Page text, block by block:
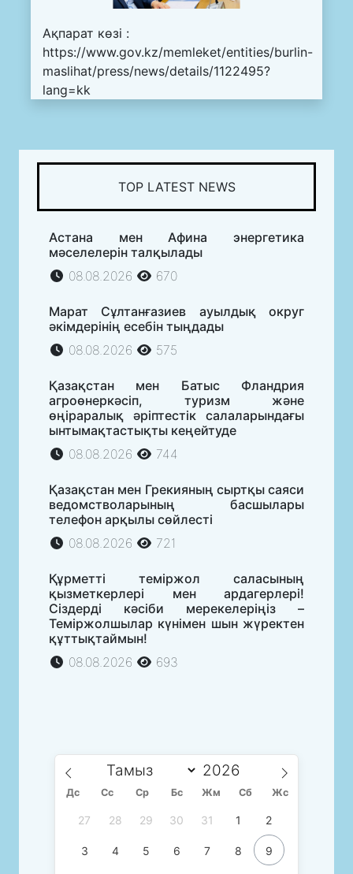
Ақпарат көзі :
https://www.gov.kz/memleket/entities/burlin-
maslihat/press/news/details/1122495?
lang=kk
TOP LATEST NEWS
Астана мен Афина энергетика
мәселелерін талқылады
08.08.2026
670
Марат Сұлтанғазиев ауылдық округ
әкімдерінің есебін тыңдады
08.08.2026
575
Қазақстан мен Батыс Фландрия
агроөнеркәсіп, туризм және
өңіраралық әріптестік салаларындағы
ынтымақтастықты кеңейтуде
08.08.2026
744
Қазақстан мен Грекияның сыртқы саяси
ведомстволарының басшылары
телефон арқылы сөйлесті
08.08.2026
721
Құрметті теміржол саласының
қызметкерлері мен ардагерлері!
Сіздерді кәсіби мерекелеріңіз –
Теміржолшылар күнімен шын жүректен
құттықтаймын!
08.08.2026
693
Дс Сc Ср Бс Жм Сб Жс
27 28 29 30 31 1 2
3 4 5 6 7 8 9